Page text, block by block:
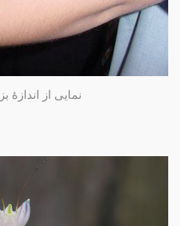
نمایی از اندازۀ